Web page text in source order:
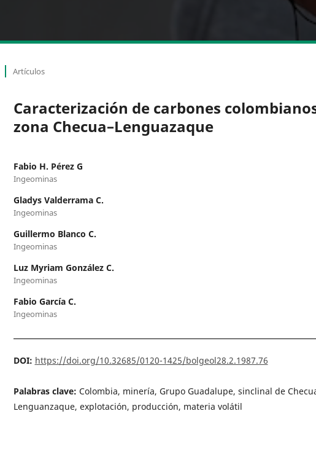
Artículos
Caracterización de carbones
zona Checua–Lenguazaque
Fabio H. Pérez G
Ingeominas
Gladys Valderrama C.
Ingeominas
Guillermo Blanco C.
Ingeominas
Luz Myriam González C.
Ingeominas
Fabio García C.
Ingeominas
DOI: https://doi.org/10.32685/0120-1425/bolgeol28.2.1987.76
Palabras clave: Colombia, minería, Grupo Guadalupe, sinclinal de
Lenguanzaque, explotación, producción, materia volátil